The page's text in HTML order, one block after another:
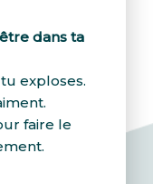
dans ta
exploses.
faire le